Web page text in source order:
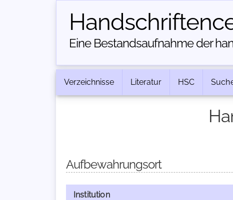
Eine Bestandsaufnahme der
Verzeichnisse Literatur HSC
Aufbewahrungsort
Institution